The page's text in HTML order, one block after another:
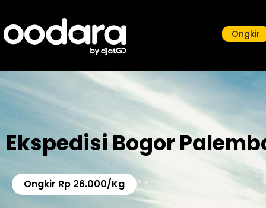
Ongkir
Ekspedisi Bogor
Ongkir Rp 26.000/Kg